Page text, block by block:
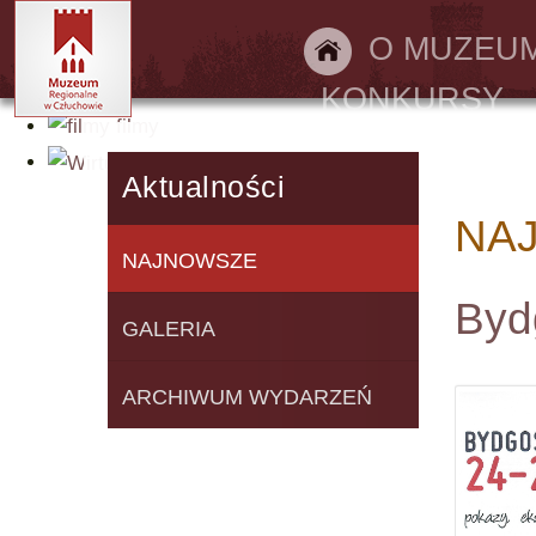
O
KONKURSY
Aktualności
NAJNOWSZE
GALERIA
ARCHIWUM WYDARZEŃ
filmy